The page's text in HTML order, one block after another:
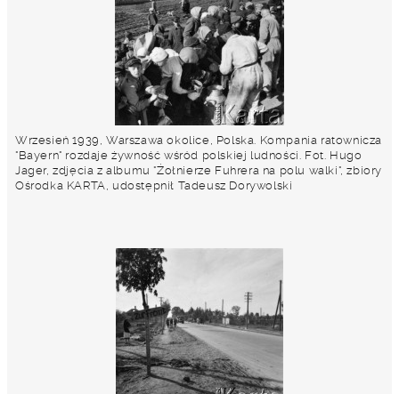
Wrzesień 1939, Warszawa okolice, Polska. Kompania ratownicza
"Bayern" rozdaje żywność wśród polskiej ludności. Fot. Hugo
Jager, zdjęcia z albumu "Żołnierze Fuhrera na polu walki", zbiory
Ośrodka KARTA, udostępnił Tadeusz Dorywolski